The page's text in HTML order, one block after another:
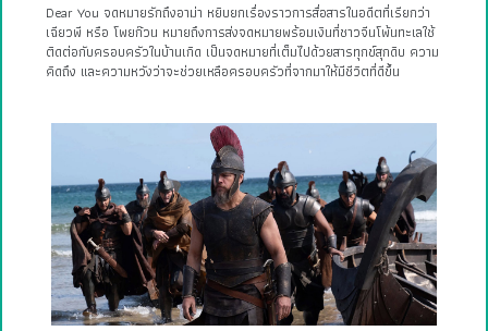
Dear You จดหมายรักถึงอาม่า หยิบยกเรื่องราวการสื่อสารในอดีตที่เรียกว่า
เฉียวพี หรือ โพยก๊วน หมายถึงการส่งจดหมายพร้อมเงินที่ชาวจีนโพ้นทะเลใช้
ติดต่อกับครอบครัวในบ้านเกิด เป็นจดหมายที่เต็มไปด้วยสารทุกข์สุกดิบ ความ
คิดถึง และความหวังว่าจะช่วยเหลือครอบครัวที่จากมาให้มีชีวิตที่ดีขึ้น